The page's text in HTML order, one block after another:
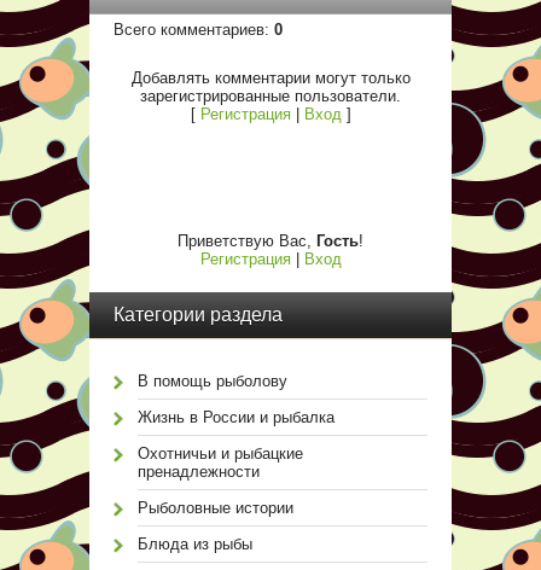
Всего комментариев: 0
Добавлять комментарии могут только
зарегистрированные пользователи.
[ Регистрация| Вход]
Приветствую Вас, Гость!
Регистрация| Вход
Категории раздела
В помощь рыболову
Жизнь в России и рыбалка
Охотничьи и рыбацкие
пренадлежности
Рыболовные истории
Блюда из рыбы